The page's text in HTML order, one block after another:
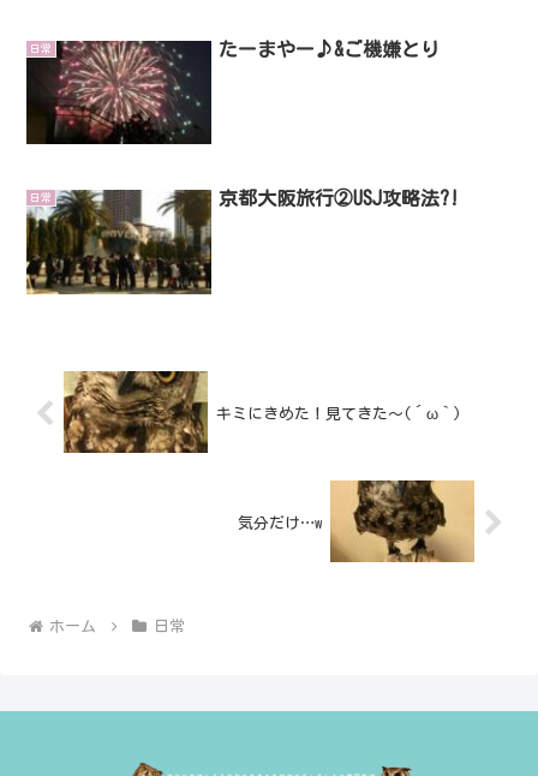
日常 たーまやー♪&ご機嫌とり
日常 京都大阪旅行②USJ攻略法?!
キミにきめた！見てきた～(´ω｀)
気分だけ…w
ホーム 日常